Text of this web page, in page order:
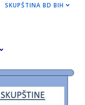
SKUPŠTINA BD BIH